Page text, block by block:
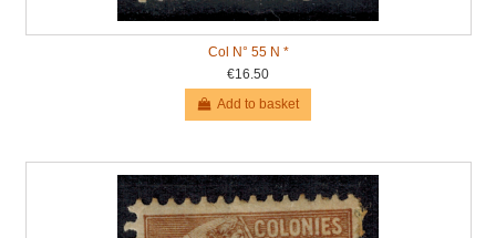
Col N° 55 N *
€16.50
Add to basket